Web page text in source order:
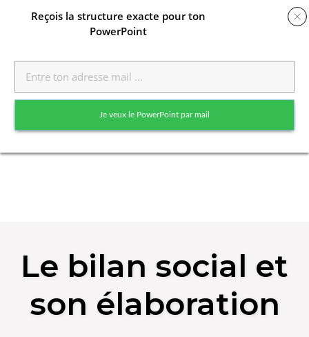
contentLe bilan social et
son élaboration
Reçois la structure exacte pour ton
PowerPoint
Je veux le PowerPoint par mail